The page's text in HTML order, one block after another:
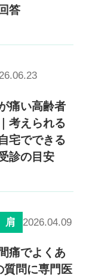
ラム
答
痛い高齢者
考えられる
宅でできる
診の目安
肩 2026.04.09
痛でよくあ
質問に専門医